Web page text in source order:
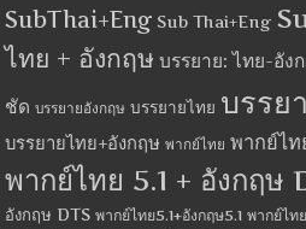
SubThai+Eng Sub Thai+Eng
ไทย + อังกฤษ บรรยาย: ไทย-อั
ชัด บรรยายอังกฤษ บรรยายไทย บรรย
บรรยายไทย+อังกฤษ พากย์ไทย พากย์ไ
พากย์ไทย 5.1 + อังกฤษ
อังกฤษ DTS พากย์ไทย5.1+อังกฤษ5.1 พากย์ไท